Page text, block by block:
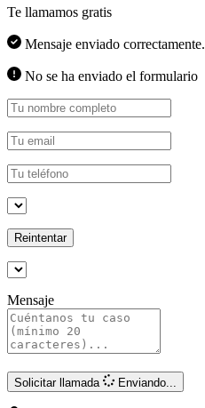
Te llamamos gratis
Mensaje enviado correctamente.
No se ha enviado el formulario
Reintentar
Mensaje
Solicitar llamada Enviando...